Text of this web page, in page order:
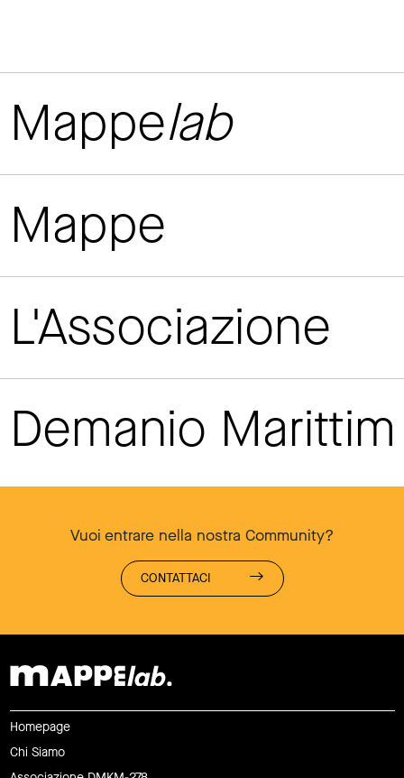
Mappelab
Mappe
L'Associazione
Demanio
Vuoi entrare nella nostra Community?
CONTATTACI
Homepage
Chi Siamo